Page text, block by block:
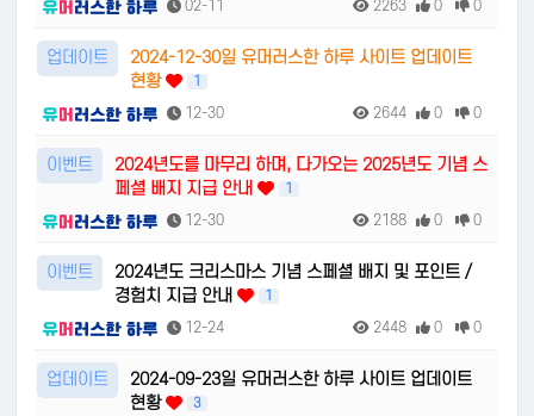
02-11 2263 0 0
업데이트
2024-12-30일 유머러스한 하루 사이트 업데이트
현황
1
12-30 2644 0 0
이벤트
2024년도를 마무리 하며, 다가오는 2025년도 기념 스
페셜 배지 지급 안내
1
12-30 2188 0 0
이벤트
2024년도 크리스마스 기념 스페셜 배지 및 포인트 /
경험치 지급 안내
1
12-24 2448 0 0
업데이트
2024-09-23일 유머러스한 하루 사이트 업데이트
현황
3